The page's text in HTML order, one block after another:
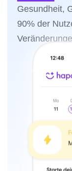
Gesundheit,
90% der